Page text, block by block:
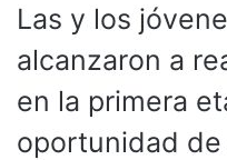
Las y los
alcanzaron a
en la primera
oportunidad